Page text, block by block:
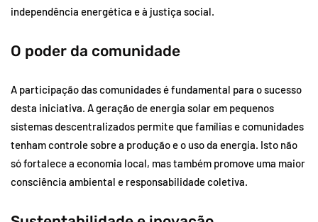
independência energética e à justiça social.
O poder da comunidade
A participação das comunidades é fundamental para o sucesso
desta iniciativa. A geração de energia solar em pequenos
sistemas descentralizados permite que famílias e comunidades
tenham controle sobre a produção e o uso da energia. Isto não
só fortalece a economia local, mas também promove uma maior
consciência ambiental e responsabilidade coletiva.